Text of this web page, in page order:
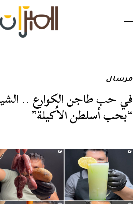
مرسال
في حب طاجن الكوارع ..
“بحب أسلطن الأكيلة”